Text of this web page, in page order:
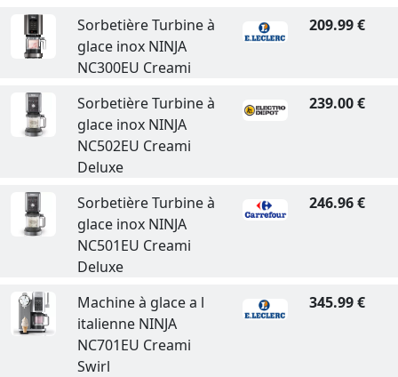
Sorbetière Turbine à
glace inox NINJA
NC300EU Creami
209.99 €
Sorbetière Turbine à
glace inox NINJA
NC502EU Creami
Deluxe
239.00 €
Sorbetière Turbine à
glace inox NINJA
NC501EU Creami
Deluxe
246.96 €
Machine à glace a l
italienne NINJA
NC701EU Creami
Swirl
345.99 €